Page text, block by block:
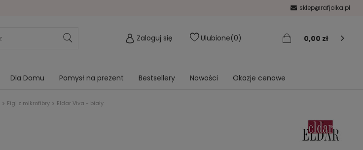
sklep@rafjolka.pl
Zaloguj się Ulubione 0 0,00 zł
Dla Domu Pomysł na prezent Bestsellery Nowości Okazje cenowe
Figi z mikrofibry Eldar Viva - biały